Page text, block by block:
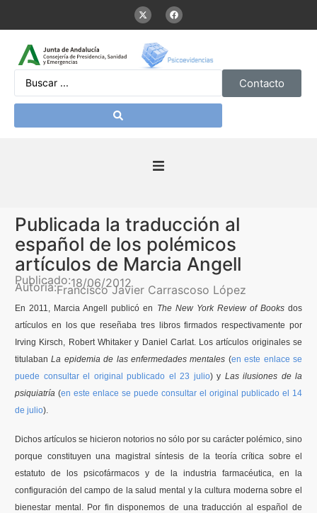
Contacto
Presentación
De interés
Contenidos Psicoevidencias
Formación
Boletín
Publicada la traducción al
español de los polémicos
artículos de Marcia Angell
Publicado:18/06/2012
Autoría:Francisco Javier Carrascoso López
En 2011, Marcia Angell publicó en The New York Review of Booksdos
artículos en los que reseñaba tres libros firmados respectivamente por
Irving Kirsch, Robert Whitaker y Daniel Carlat. Los artículos originales se
titulabanLa epidemia de las enfermedades mentales (en este enlace se
puede consultar el original publicado el 23 julio) y Las ilusiones de la
psiquiatría (en este enlace se puede consultar el original publicado el 14
de julio).
Dichos artículos se hicieron notorios no sólo por su carácter polémico, sino
porque constituyen una magistral síntesis de la teoría crítica sobre el
estatuto de los psicofármacos y de la industria farmacéutica, en la
configuración del campo de la salud mental y la cultura moderna sobre el
bienestar mental. Por fin disponemos de una traducción al español de